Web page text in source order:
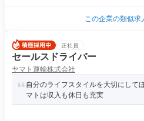
この企業の類似求
正社員
セールスドライバー
ヤマト運輸株式会社
自分のライフスタイルを大切にして
マトは収入も休日も充実